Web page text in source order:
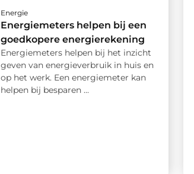
Energie
Energiemeters helpen bij een
goedkopere energierekening
Energiemeters helpen bij het inzicht
geven van energieverbruik in huis en
op het werk. Een energiemeter kan
helpen bij besparen ...